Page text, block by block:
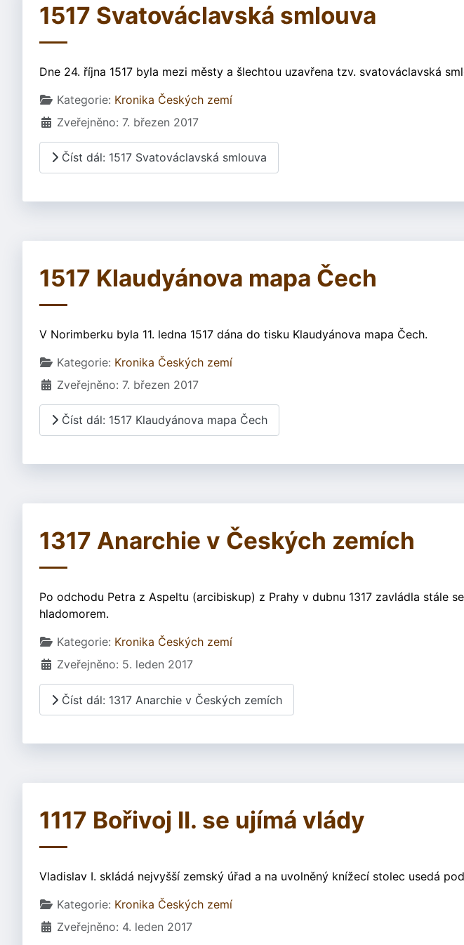
1517 Svatováclavská smlouva
Dne 24. října 1517 byla mezi městy a šlechtou uzavřena tzv. svatováclavská
Základní údaje
Kategorie: Kronika Českých zemí
Zveřejněno: 7. březen 2017
Číst dál: 1517 Svatováclavská smlouva
1517 Klaudyánova mapa Čech
V Norimberku byla 11. ledna 1517 dána do tisku Klaudyánova mapa Čech.
Základní údaje
Kategorie: Kronika Českých zemí
Zveřejněno: 7. březen 2017
Číst dál: 1517 Klaudyánova mapa Čech
1317 Anarchie v Českých zemích
Po odchodu Petra z Aspeltu (arcibiskup) z Prahy v dubnu 1317 zavládla stále
hladomorem.
Základní údaje
Kategorie: Kronika Českých zemí
Zveřejněno: 5. leden 2017
Číst dál: 1317 Anarchie v Českých zemích
1117 Bořivoj II. se ujímá vlády
Vladislav I. skládá nejvyšší zemský úřad a na uvolněný knížecí stolec usedá
Základní údaje
Kategorie: Kronika Českých zemí
Zveřejněno: 4. leden 2017